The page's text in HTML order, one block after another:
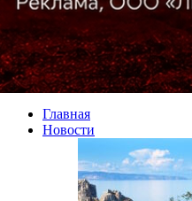
Главная
Новости